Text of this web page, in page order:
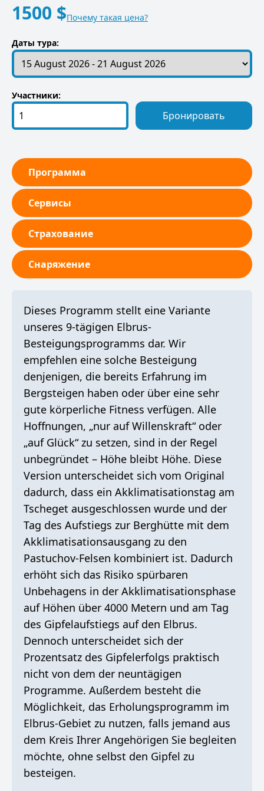
1500 $Почему такая цена?
Даты тура:
Участники:
Бронировать
Программа
Сервисы
Страхование
Снаряжение
Dieses Programm stellt eine Variante
unseres 9-tägigen Elbrus-
Besteigungsprogramms dar. Wir
empfehlen eine solche Besteigung
denjenigen, die bereits Erfahrung im
Bergsteigen haben oder über eine sehr
gute körperliche Fitness verfügen. Alle
Hoffnungen, „nur auf Willenskraft“ oder
„auf Glück“ zu setzen, sind in der Regel
unbegründet – Höhe bleibt Höhe. Diese
Version unterscheidet sich vom Original
dadurch, dass ein Akklimatisationstag am
Tscheget ausgeschlossen wurde und der
Tag des Aufstiegs zur Berghütte mit dem
Akklimatisationsausgang zu den
Pastuchov-Felsen kombiniert ist. Dadurch
erhöht sich das Risiko spürbaren
Unbehagens in der Akklimatisationsphase
auf Höhen über 4000 Metern und am Tag
des Gipfelaufstiegs auf den Elbrus.
Dennoch unterscheidet sich der
Prozentsatz des Gipfelerfolgs praktisch
nicht von dem der neuntägigen
Programme. Außerdem besteht die
Möglichkeit, das Erholungsprogramm im
Elbrus-Gebiet zu nutzen, falls jemand aus
dem Kreis Ihrer Angehörigen Sie begleiten
möchte, ohne selbst den Gipfel zu
besteigen.